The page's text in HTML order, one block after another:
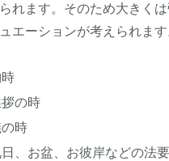
れます。そのため大きく
エーションが考えられます
の時
時
、お盆、お彼岸などの法